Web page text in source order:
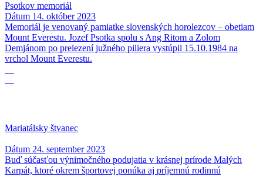
Psotkov memoriál
Dátum 14. október 2023
Memoriál je venovaný pamiatke slovenských horolezcov – obetiam
Mount Everestu. Jozef Psotka spolu s Ang Ritom a Zolom
Demjánom po prelezení južného piliera vystúpil 15.10.1984 na
vrchol Mount Everestu.
Mariatálsky štvanec
Dátum 24. september 2023
Buď súčasťou výnimočného podujatia v krásnej prírode Malých
Karpát, ktoré okrem športovej ponúka aj príjemnú rodinnú